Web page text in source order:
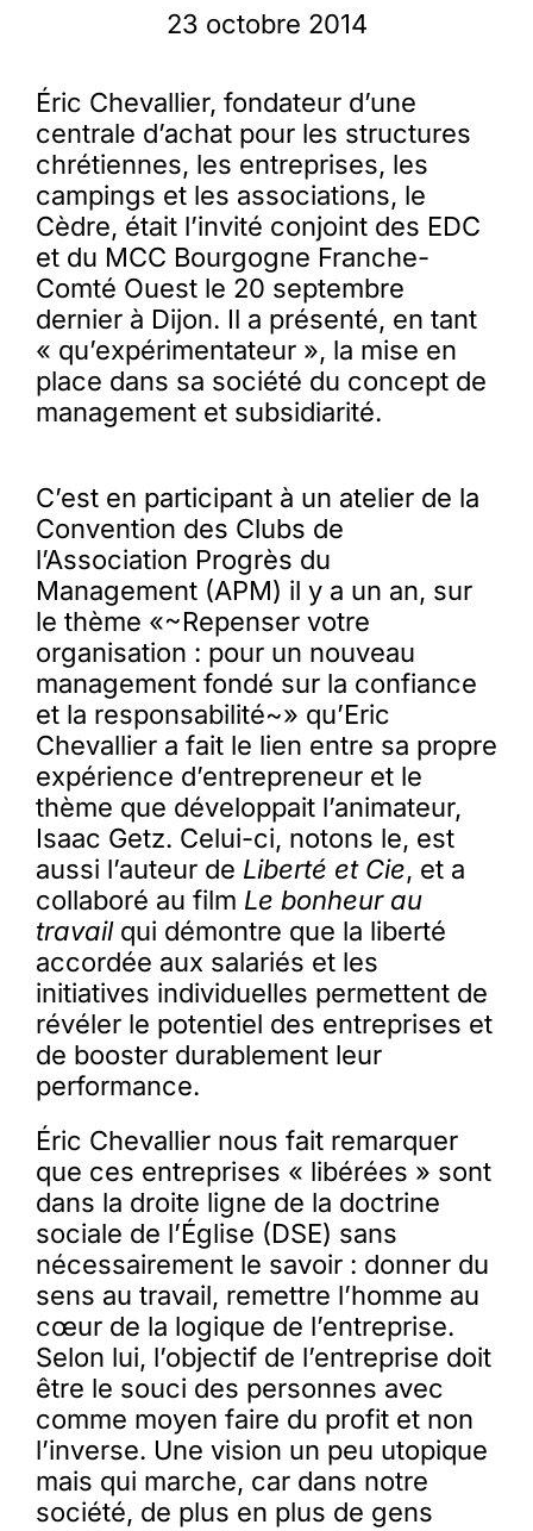
23 octobre 2014
Éric Chevallier, fondateur d’une
centrale d’achat pour les structures
chrétiennes, les entreprises, les
campings et les associations, le
Cèdre, était l’invité conjoint des EDC
et du MCC Bourgogne Franche-
Comté Ouest le 20 septembre
dernier à Dijon. Il a présenté, en tant
« qu’expérimentateur », la mise en
place dans sa société du concept de
management et subsidiarité.
C’est en participant à un atelier de la
Convention des Clubs de
l’Association Progrès du
Management (APM) il y a un an, sur
le thème «~Repenser votre
organisation : pour un nouveau
management fondé sur la confiance
et la responsabilité~» qu’Eric
Chevallier a fait le lien entre sa propre
expérience d’entrepreneur et le
thème que développait l’animateur,
Isaac Getz. Celui-ci, notons le, est
aussi l’auteur de Liberté et Cie, et a
collaboré au film Le bonheur au
travailqui démontre que la liberté
accordée aux salariés et les
initiatives individuelles permettent de
révéler le potentiel des entreprises et
de booster durablement leur
performance.
Éric Chevallier nous fait remarquer
que ces entreprises « libérées » sont
dans la droite ligne de la doctrine
sociale de l’Église (DSE) sans
nécessairement le savoir : donner du
sens au travail, remettre l’homme au
cœur de la logique de l’entreprise.
Selon lui, l’objectif de l’entreprise doit
être le souci des personnes avec
comme moyen faire du profit et non
l’inverse. Une vision un peu utopique
mais qui marche, car dans notre
société, de plus en plus de gens